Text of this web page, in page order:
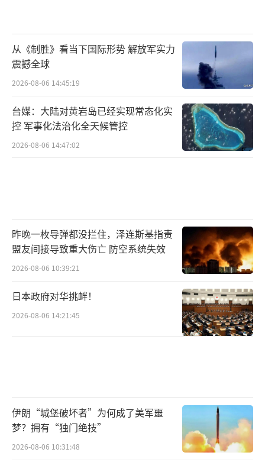
从《制胜》看当下国际形势 解放军实力
震撼全球
2026-08-06 14:45:19
台媒：大陆对黄岩岛已经实现常态化实
控 军事化法治化全天候管控
2026-08-06 14:47:02
昨晚一枚导弹都没拦住，泽连斯基指责
盟友间接导致重大伤亡 防空系统失效
2026-08-06 10:39:21
日本政府对华挑衅！
2026-08-06 14:21:45
伊朗“城堡破坏者”为何成了美军噩
梦？拥有“独门绝技”
2026-08-06 10:31:48